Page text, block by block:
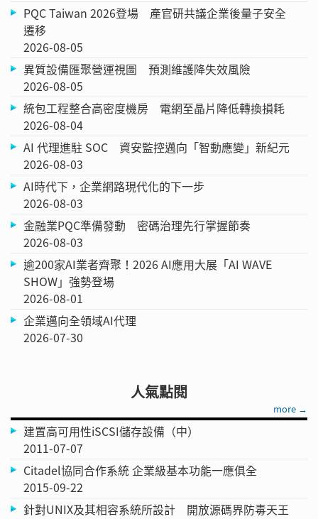
PQC Taiwan 2026登場 產官研共議企業後量子安全
遷移
2026-08-05
異質設備匯聚營運視圖 預測維護降失效風險
2026-08-05
統包工程整合高密度機房 電網至晶片降低轉換損耗
2026-08-04
AI 代理進駐 SOC 資安監控邁向「智動應變」新紀元
2026-08-03
AI時代下，企業網路現代化的下一步
2026-08-03
金融業PQC準備發動 密碼治理先行掌握節奏
2026-08-03
逾200家AI業者齊聚！2026 AI應用大展「AI WAVE
SHOW」強勢登場
2026-08-01
企業邁向全領域AI代理
2026-07-30
人氣點閱
more →
建置高可用性iSCSI儲存設備（中）
2011-07-07
Citadel協同合作系統 企業級基本功能一應俱全
2015-09-22
針對UNIX及其相容系統所設計 開放源碼界防毒天王